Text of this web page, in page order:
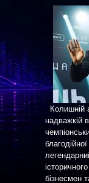
Колишній
надважкій
бізнесмен